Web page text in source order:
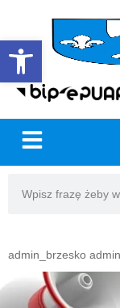
Open toolbar
admin_brzesko